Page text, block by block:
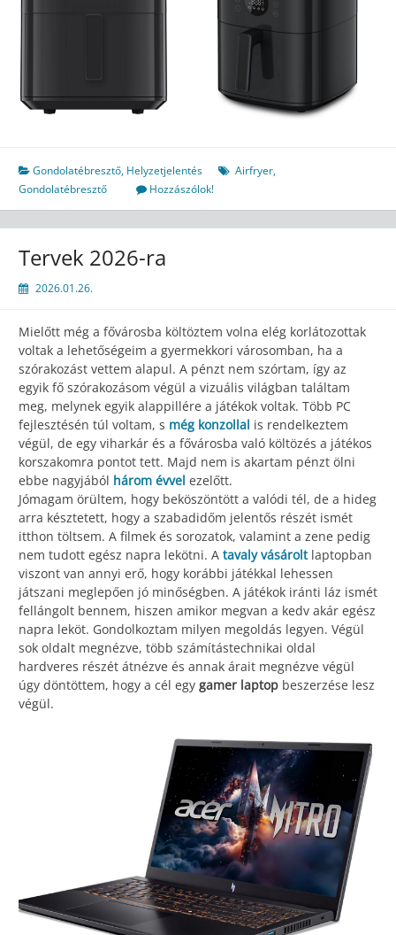
Gondolatébresztő, Helyzetjelentés Airfryer,
Gondolatébresztő
Hozzászólok!
Tervek 2026-ra
2026.01.26.
Mielőtt még a fővárosba költöztem volna elég korlátozottak
voltak a lehetőségeim a gyermekkori városomban, ha a
szórakozást vettem alapul. A pénzt nem szórtam, így az
egyik fő szórakozásom végül a vizuális világban találtam
meg, melynek egyik alappillére a játékok voltak. Több PC
fejlesztésén túl voltam, s még konzollal is rendelkeztem
végül, de egy viharkár és a fővárosba való költözés a játékos
korszakomra pontot tett. Majd nem is akartam pénzt ölni
ebbe nagyjából három évvel ezelőtt.
Jómagam örültem, hogy beköszöntött a valódi tél, de a hideg
arra késztetett, hogy a szabadidőm jelentős részét ismét
itthon töltsem. A filmek és sorozatok, valamint a zene pedig
nem tudott egész napra lekötni. A tavaly vásároltlaptopban
viszont van annyi erő, hogy korábbi játékkal lehessen
játszani meglepően jó minőségben. A játékok iránti láz ismét
fellángolt bennem, hiszen amikor megvan a kedv akár egész
napra leköt. Gondolkoztam milyen megoldás legyen. Végül
sok oldalt megnézve, több számítástechnikai oldal
hardveres részét átnézve és annak árait megnézve végül
úgy döntöttem, hogy a cél egy gamer laptop beszerzése lesz
végül.